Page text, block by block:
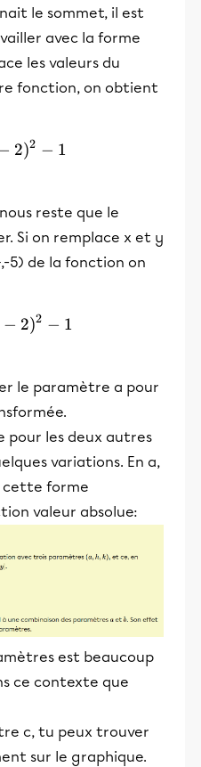
le sommet, il est
avec la forme
les valeurs du
fonction, on obtient
y=a(x-2)^2-1
2)2 − 1
reste que le
Si on remplace x et y
5) de la fonction on
-5=a(4-2)^2-1
− 2)2 − 1
le paramètre a pour
pour les deux autres
variations. En a,
cette forme
valeur absolue:
est beaucoup
ce contexte que
c, tu peux trouver
sur le graphique.